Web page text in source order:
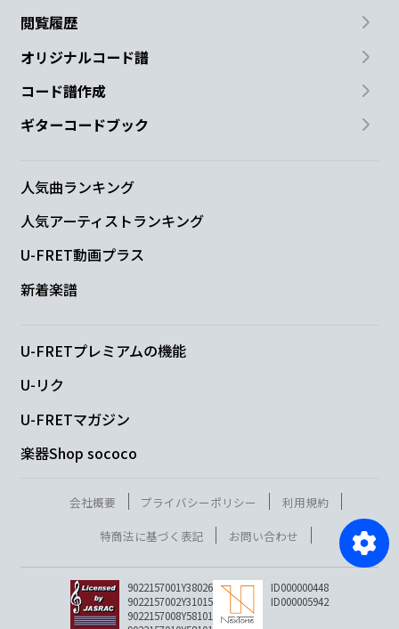
閲覧履歴
オリジナルコード譜
コード譜作成
ギターコードブック
人気曲ランキング
人気アーティストランキング
U-FRET動画プラス
新着楽譜
U-FRETプレミアムの機能
U-リク
U-FRETマガジン
楽器Shop sococo
会社概要 プライバシーポリシー
利用規約
特商法に基づく表記
お問い合わせ
9022157001Y38026
9022157002Y31015
9022157008Y58101
ID000000448
ID000005942